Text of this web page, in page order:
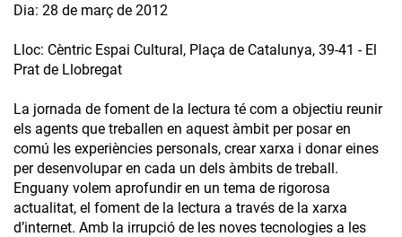
Dia: 28 de març de 2012
Lloc: Cèntric Espai Cultural, Plaça de Catalunya, 39-41 - El
Prat de Llobregat
La jornada de foment de la lectura té com a objectiu reunir
els agents que treballen en aquest àmbit per posar en
comú les experiències personals, crear xarxa i donar eines
per desenvolupar en cada un dels àmbits de treball.
Enguany volem aprofundir en un tema de rigorosa
actualitat, el foment de la lectura a través de la xarxa
d’internet. Amb la irrupció de les noves tecnologies a les